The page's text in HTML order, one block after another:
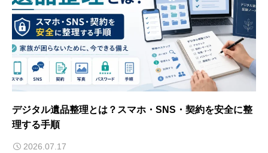
デジタル遺品整理とは？スマホ・SNS・契約を安全に整
理する手順
2026.07.17